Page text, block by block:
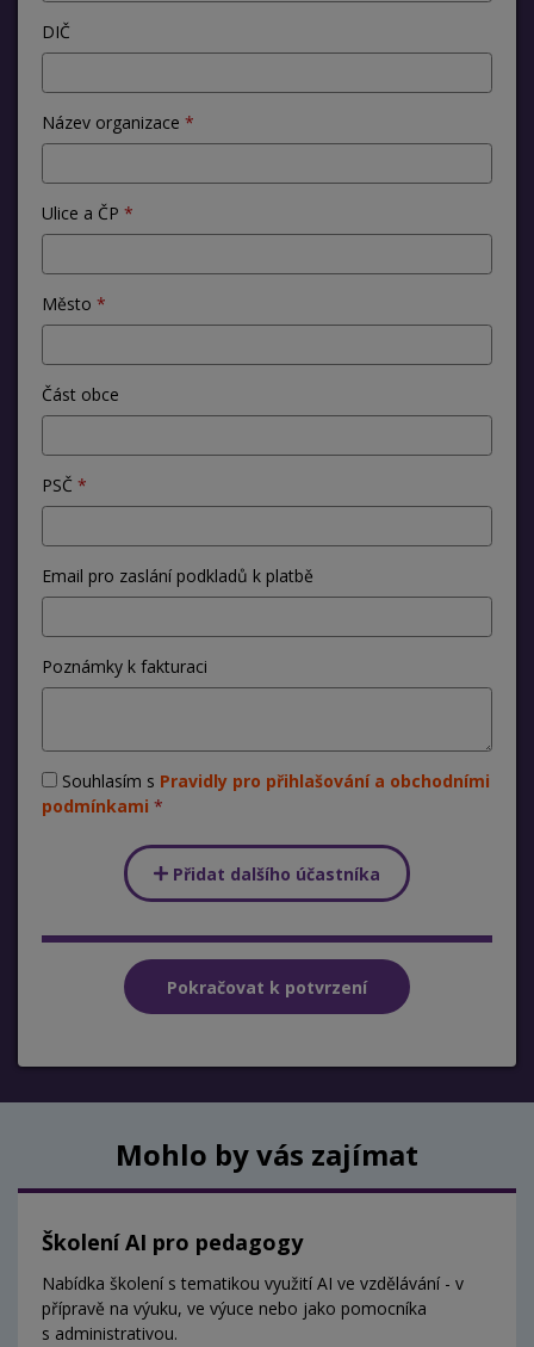
DIČ
Název organizace
Ulice a ČP
Město
Část obce
PSČ
Email pro zaslání podkladů k platbě
Poznámky k fakturaci
Souhlasím s Pravidly pro přihlašování a obchodními
podmínkami
Přidat dalšího účastníka
Mohlo by vás zajímat
Školení AI pro pedagogy
Nabídka školení s tematikou využití AI ve vzdělávání - v
přípravě na výuku, ve výuce nebo jako pomocníka
s administrativou.